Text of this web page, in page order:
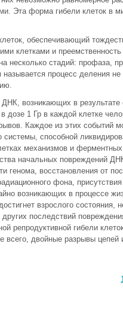
Эта форма гибели клеток в
обеспечивающий
клетками и
несколько стадий: профаза,
процесс деления не
возникающих в результате
дозе 1 Гр в каждой клетке
Каждое из этих событий
способной
механизмов и
начальных повреждений
генома, восстановления от
фона,
возникающих в процессе
взрослого состояния,
последствий
репродуктивной гибели
всего, двойные разрывы